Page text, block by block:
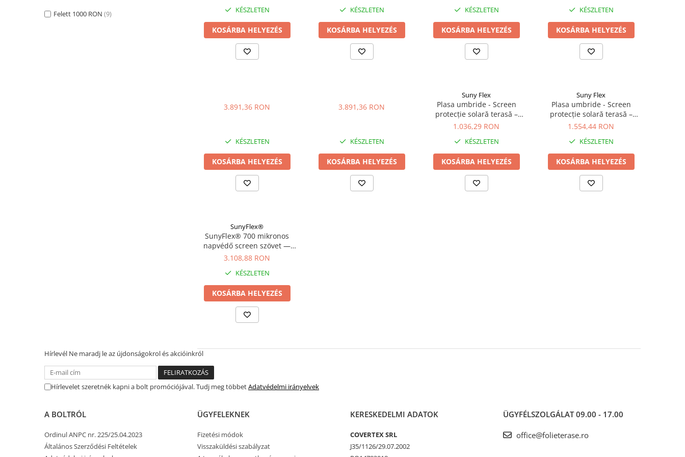
Ponyvacsúszó rendszer
Felett 1000 RON (9) KÉSZLETEN
KOSÁRBA HELYEZÉS
KÉSZLETEN
KOSÁRBA HELYEZÉS
KÉSZLETEN
KOSÁRBA HELYEZÉS
KÉSZLETEN
KOSÁRBA HELYEZÉS
3.891,36 RON
KÉSZLETEN
KOSÁRBA HELYEZÉS
3.891,36 RON
KÉSZLETEN
KOSÁRBA HELYEZÉS
Suny Flex
Plasa umbride - Screen
protecție solară terasă –
SunyFlex® 3,0 × 10 m Negru -
1.036,29 RON
KÉSZLETEN
KOSÁRBA HELYEZÉS
Suny Flex
Plasa umbride - Screen
protecție solară terasă –
SunyFlex® 3,0 × 15 m Negru -
1.554,44 RON
KÉSZLETEN
KOSÁRBA HELYEZÉS
SunyFlex®
SunyFlex® 700 mikronos
napvédő screen szövet —
3×30 m tekercs
3.108,88 RON
KÉSZLETEN
KOSÁRBA HELYEZÉS
Hírlevél Ne maradj le az újdonságokrol és akcióinkról
Hírlevelet szeretnék kapni a bolt promóciójával. Tudj meg többetAdatvédelmi irányelvek
A BOLTRÓL
Ordinul ANPC nr. 225/25.04.2023
Általános Szerződési Feltételek
ÜGYFELEKNEK
Fizetési módok
Visszaküldési szabályzat
KERESKEDELMI ADATOK
COVERTEX SRL
J35/1126/29.07.2002
ÜGYFÉLSZOLGÁLAT09.00 - 17.00
office@folieterase.ro